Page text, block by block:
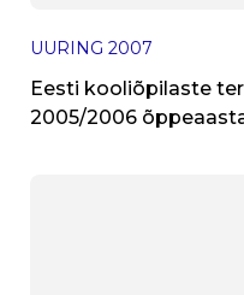
UURING 2007
Eesti kooliõpilaste
2005/2006